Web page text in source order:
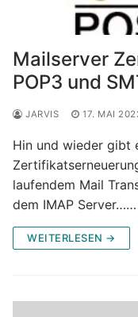
Mailserver
POP3 und
JARVIS 17. MAI
Hin und wieder gibt
laufendem Mail
dem IMAP Server……
WEITERLESEN →